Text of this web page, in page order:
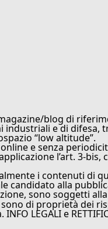
blog di
e di difesa,
“low altitude”.
e senza
l’art. 3-bis,
i contenuti di
candidato alla
sono soggetti alla
di proprietà dei
LEGALI e